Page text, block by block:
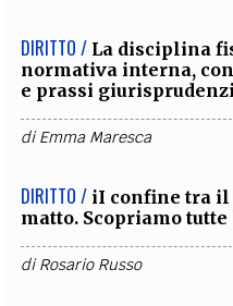
DIRITTO / La disciplina
normativa interna,
e prassi
diEmma Maresca
DIRITTO / iI confine tra il
matto. Scopriamo tutte
diRosario Russo